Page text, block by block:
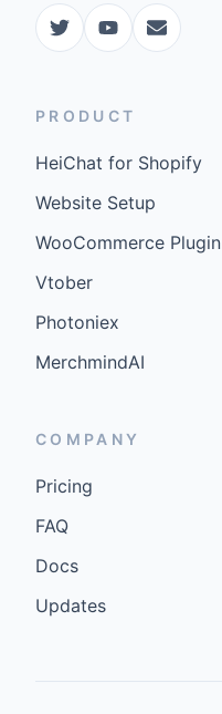
PRODUCT
HeiChat for Shopify
Website Setup
WooCommerce Plugin
Vtober
Photoniex
MerchmindAI
COMPANY
Pricing
FAQ
Docs
Updates